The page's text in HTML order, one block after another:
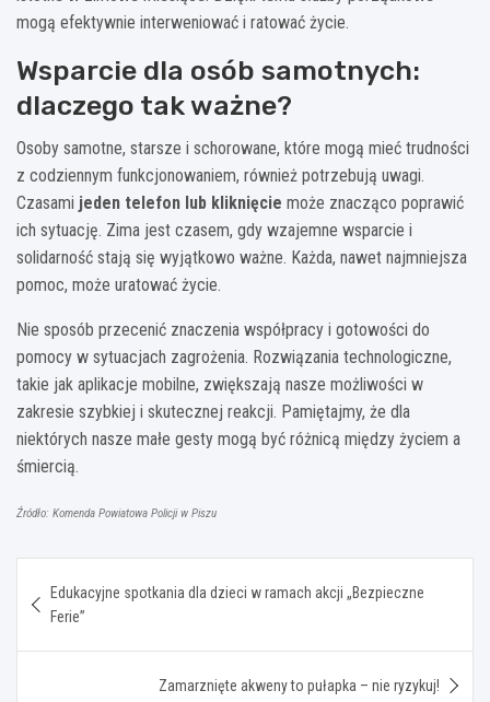
mogą efektywnie interweniować i ratować życie.
Wsparcie dla osób samotnych:
dlaczego tak ważne?
Osoby samotne, starsze i schorowane, które mogą mieć trudności
z codziennym funkcjonowaniem, również potrzebują uwagi.
Czasami jeden telefon lub kliknięcie może znacząco poprawić
ich sytuację. Zima jest czasem, gdy wzajemne wsparcie i
solidarność stają się wyjątkowo ważne. Każda, nawet najmniejsza
pomoc, może uratować życie.
Nie sposób przecenić znaczenia współpracy i gotowości do
pomocy w sytuacjach zagrożenia. Rozwiązania technologiczne,
takie jak aplikacje mobilne, zwiększają nasze możliwości w
zakresie szybkiej i skutecznej reakcji. Pamiętajmy, że dla
niektórych nasze małe gesty mogą być różnicą między życiem a
śmiercią.
Źródło: Komenda Powiatowa Policji w Piszu
wpisu
Edukacyjne spotkania dla dzieci w ramach akcji „Bezpieczne
Ferie”
Zamarznięte akweny to pułapka – nie ryzykuj!